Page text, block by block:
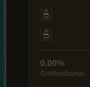
0,00%
Goldfundbonus